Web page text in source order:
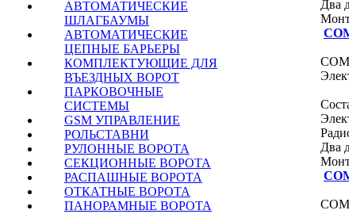
АВТОМАТИЧЕСКИЕ
ШЛАГБАУМЫ
АВТОМАТИЧЕСКИЕ
ЦЕПНЫЕ БАРЬЕРЫ
КОМПЛЕКТУЮЩИЕ ДЛЯ
ВЪЕЗДНЫХ ВОРОТ
ПАРКОВОЧНЫЕ
СИСТЕМЫ
GSM УПРАВЛЕНИЕ
РОЛЬСТАВНИ
РУЛОННЫЕ ВОРОТА
СЕКЦИОННЫЕ ВОРОТА
РАСПАШНЫЕ ВОРОТА
ОТКАТНЫЕ ВОРОТА
ПАНОРАМНЫЕ ВОРОТА
Два
Два